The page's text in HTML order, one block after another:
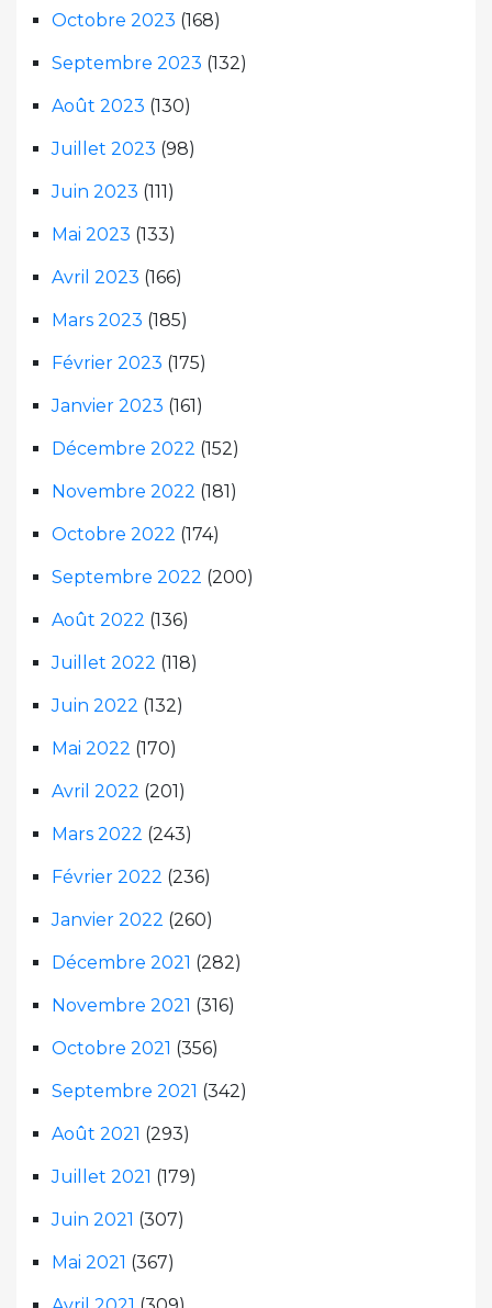
Octobre 2023 (168)
Septembre 2023 (132)
Août 2023 (130)
Juillet 2023 (98)
Juin 2023 (111)
Mai 2023 (133)
Avril 2023 (166)
Mars 2023 (185)
Février 2023 (175)
Janvier 2023 (161)
Décembre 2022 (152)
Novembre 2022 (181)
Octobre 2022 (174)
Septembre 2022 (200)
Août 2022 (136)
Juillet 2022 (118)
Juin 2022 (132)
Mai 2022 (170)
Avril 2022 (201)
Mars 2022 (243)
Février 2022 (236)
Janvier 2022 (260)
Décembre 2021 (282)
Novembre 2021 (316)
Octobre 2021 (356)
Septembre 2021 (342)
Août 2021 (293)
Juillet 2021 (179)
Juin 2021 (307)
Mai 2021 (367)